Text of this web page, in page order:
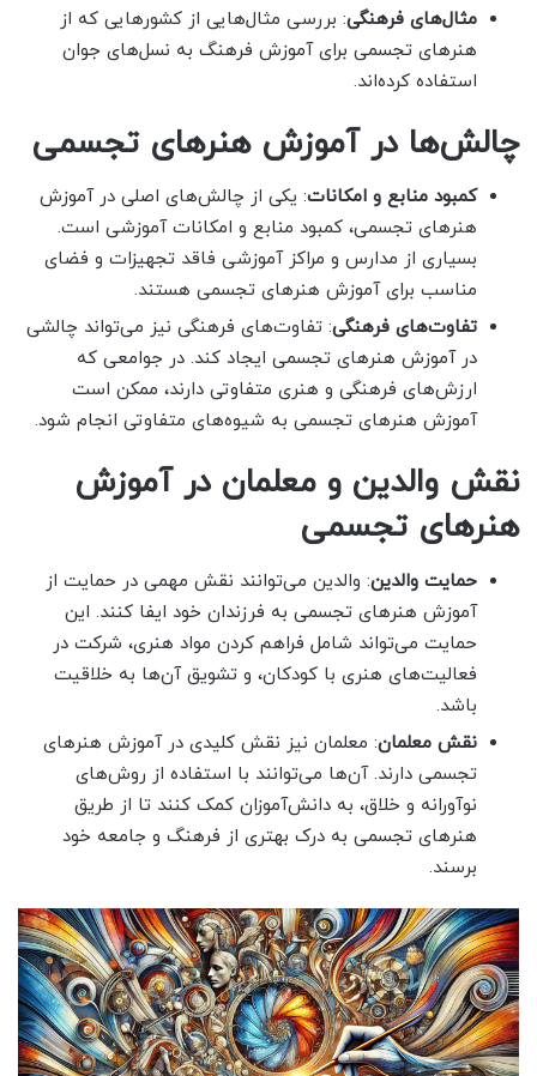
مثال‌های فرهنگی: بررسی مثال‌هایی از کشورهایی که از
هنرهای تجسمی برای آموزش فرهنگ به نسل‌های جوان
استفاده کرده‌اند.
چالش‌ها در آموزش هنرهای تجسمی
کمبود منابع و امکانات: یکی از چالش‌های اصلی در آموزش
هنرهای تجسمی، کمبود منابع و امکانات آموزشی است.
بسیاری از مدارس و مراکز آموزشی فاقد تجهیزات و فضای
مناسب برای آموزش هنرهای تجسمی هستند.
تفاوت‌های فرهنگی: تفاوت‌های فرهنگی نیز می‌تواند چالشی
در آموزش هنرهای تجسمی ایجاد کند. در جوامعی که
ارزش‌های فرهنگی و هنری متفاوتی دارند، ممکن است
آموزش هنرهای تجسمی به شیوه‌های متفاوتی انجام شود.
نقش والدین و معلمان در آموزش
هنرهای تجسمی
حمایت والدین: والدین می‌توانند نقش مهمی در حمایت از
آموزش هنرهای تجسمی به فرزندان خود ایفا کنند. این
حمایت می‌تواند شامل فراهم کردن مواد هنری، شرکت در
فعالیت‌های هنری با کودکان، و تشویق آن‌ها به خلاقیت
باشد.
نقش معلمان: معلمان نیز نقش کلیدی در آموزش هنرهای
تجسمی دارند. آن‌ها می‌توانند با استفاده از روش‌های
نوآورانه و خلاق، به دانش‌آموزان کمک کنند تا از طریق
هنرهای تجسمی به درک بهتری از فرهنگ و جامعه خود
برسند.